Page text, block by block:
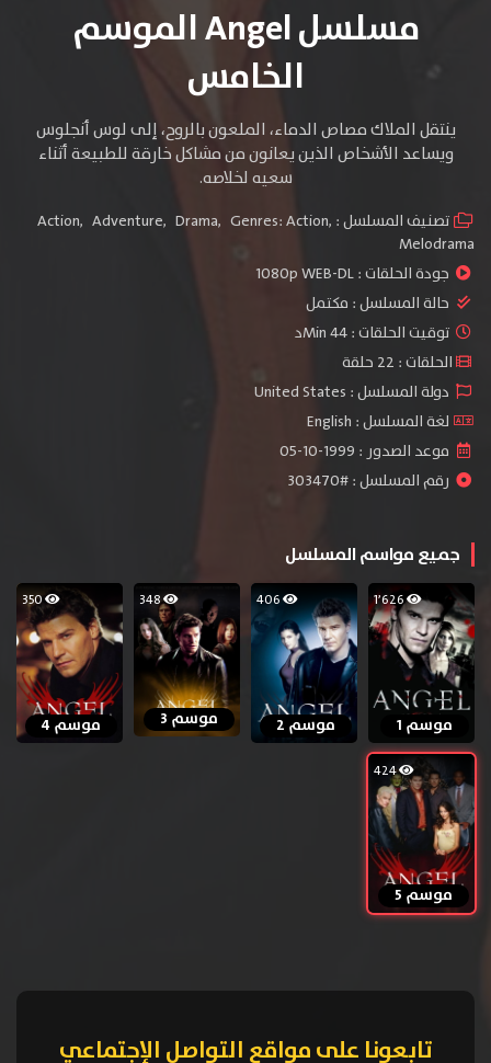
مسلسل Angel الموسم
الخامس
ينتقل الملاك مصاص الدماء، الملعون بالروح، إلى لوس أنجلوس
ويساعد الأشخاص الذين يعانون من مشاكل خارقة للطبيعة أثناء
سعيه لخلاصه.
تصنيف المسلسل : Action, Adventure, Drama, Genres: Action,
Melodrama
جودة الحلقات :1080p WEB-DL
حالة المسلسل : مكتمل
توقيت الحلقات : 44 Minد
الحلقات : 22 حلقة
دولة المسلسل : United States
لغة المسلسل : English
موعد الصدور : 1999-10-05
رقم المسلسل : #303470
جميع مواسم المسلسل
1٬626
موسم 1 موسم 2
348
موسم 3
350
موسم 4
424
موسم 5
تابعونا على مواقع التواصل الإجتماعي